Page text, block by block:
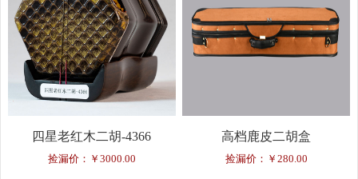
四星老红木二胡-4366
捡漏价：￥3000.00
高档鹿皮二胡盒
捡漏价：￥280.00